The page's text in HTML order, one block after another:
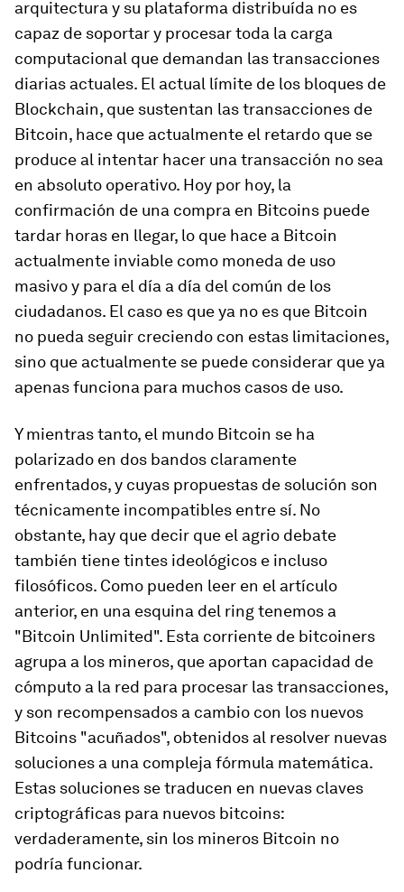
arquitectura y su plataforma distribuída no es
capaz de soportar y procesar toda la carga
computacional que demandan las transacciones
diarias actuales. El actual límite de los bloques de
Blockchain, que sustentan las transacciones de
Bitcoin, hace que actualmente el retardo que se
produce al intentar hacer una transacción no sea
en absoluto operativo. Hoy por hoy, la
confirmación de una compra en Bitcoins puede
tardar horas en llegar, lo que hace a Bitcoin
actualmente inviable como moneda de uso
masivo y para el día a día del común de los
ciudadanos. El caso es que ya no es que Bitcoin
no pueda seguir creciendo con estas limitaciones,
sino que actualmente se puede considerar que ya
apenas funciona para muchos casos de uso.
Y mientras tanto, el mundo Bitcoin se ha
polarizado en dos bandos claramente
enfrentados, y cuyas propuestas de solución son
técnicamente incompatibles entre sí. No
obstante, hay que decir que el agrio debate
también tiene tintes ideológicos e incluso
filosóficos. Como pueden leer en el artículo
anterior, en una esquina del ring tenemos a
"Bitcoin Unlimited". Esta corriente de bitcoiners
agrupa a los mineros, que aportan capacidad de
cómputo a la red para procesar las transacciones,
y son recompensados a cambio con los nuevos
Bitcoins "acuñados", obtenidos al resolver nuevas
soluciones a una compleja fórmula matemática.
Estas soluciones se traducen en nuevas claves
criptográficas para nuevos bitcoins:
verdaderamente, sin los mineros Bitcoin no
podría funcionar.